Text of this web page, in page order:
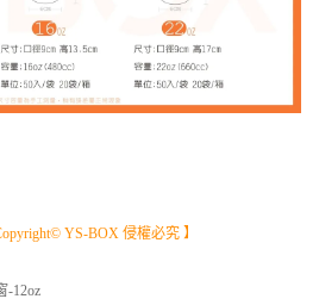
YS-BOX 侵權必究 】
-12oz